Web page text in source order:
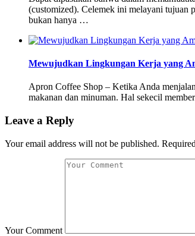
(customized). Celemek ini melayani tujuan
bukan hanya …
Mewujudkan Lingkungan Kerja yang
Apron Coffee Shop – Ketika Anda
makanan dan minuman. Hal sekecil
Leave a Reply
Your email address will not be published.
Your Comment